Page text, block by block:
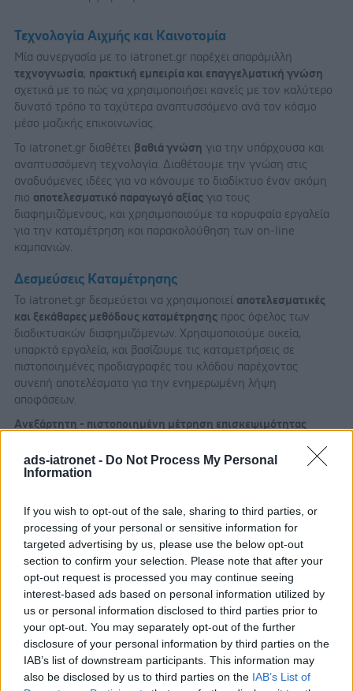
ads-iatronet - Do Not Process My Personal
Information
If you wish to opt-out of the sale, sharing to third parties, or
processing of your personal or sensitive information for
targeted advertising by us, please use the below opt-out
section to confirm your selection. Please note that after your
opt-out request is processed you may continue seeing
interest-based ads based on personal information utilized by
us or personal information disclosed to third parties prior to
your opt-out. You may separately opt-out of the further
disclosure of your personal information by third parties on the
IAB’s list of downstream participants. This information may
also be disclosed by us to third parties on the IAB’s List of
Τεχνολογία Αιχμής και Καινοτομία
Μία συνεργασία με το iatronet.gr παρέχει απαράμιλλη
τεχνογνωσία, πρακτική εμπειρία και επαγγελματική γνώση
σχετικά με το πώς να χρησιμοποιήσει κανείς με τον καλύτερο
δυνατό τρόπο το ταχύτερα αναπτυσσόμενο ανά τον κόσμο
μέσο μαζικής επικοινωνίας.
Το iatronet.gr διαθέτει βαθιά γνώση για την υπάρχουσα και
αναπτυσσόμενη τεχνολογία. Διαθέτουμε την γνώση στις
αναδυόμενες ιδέες για να κάνουμε το διαδίκτυο έναν ακόμη
πιο αποτελεσματικό παραγωγό αξίας για τους
διαφημιζόμενους, και χρησιμοποιούμε τα κορυφαία εργαλεία
για την καταμέτρηση και παρακολούθηση των on-line
καμπανιών.
Δεσμεύσεις Καταμέτρησης
Το iatronet.gr δεσμεύεται να χρησιμοποιεί αποτελεσματικές
και ξεκάθαρες μεθόδους καταμέτρησης προς όφελος των
διαδικτυακών διαφημιζόμενων. Χρησιμοποιούμε οικεία,
υπαρκτά εργαλεία, και βασίζουμε τις καταμετρήσεις σε
πιστοποιημένες προδιαγραφές του κλάδου παρέχοντας
συνεπή αποτελέσματα για την ενημερωμένη λήψη
αποφάσεων.
Ανεξάρτητη - πιστοποιημένη μέτρηση επισκεψιμότητας
χρησιμοποιεί
Analyticsπου παρέχεται από την Google.
Βασιζόμενη σε διεθνώς τυποποιημένη μεθοδολογία η
υπηρεσία παρέχει ανεξάρτητη και πιστοποιημένη μέτρηση για
την επισκεψιμότητα των sites επιτρέποντας στους εκδότες,
τους ιδιοκτήτες των sites και τις διαφημιστικές εταιρείες να
έχουν κοινό σημείο αναφοράς.
Επίσης
χρησιμοποιούμε την υπηρεσία εμφάνισης και καταμέτρησης